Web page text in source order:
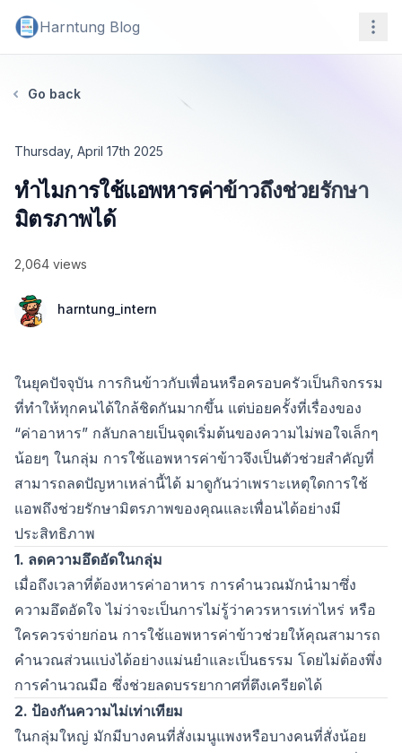
Harntung Blog
Go back
ทำไมการใช้แอพหารค่าข้าวถึงช่วยรักษา
มิตรภาพได้
Thursday, April 17th 2025
2,064 views
harntung_intern
ในยุคปัจจุบัน การกินข้าวกับเพื่อนหรือครอบครัวเป็นกิจกรรม
ที่ทำให้ทุกคนได้ใกล้ชิดกันมากขึ้น แต่บ่อยครั้งที่เรื่องของ
“ค่าอาหาร” กลับกลายเป็นจุดเริ่มต้นของความไม่พอใจเล็กๆ
น้อยๆ ในกลุ่ม การใช้แอพหารค่าข้าวจึงเป็นตัวช่วยสำคัญที่
สามารถลดปัญหาเหล่านี้ได้ มาดูกันว่าเพราะเหตุใดการใช้
แอพถึงช่วยรักษามิตรภาพของคุณและเพื่อนได้อย่างมี
ประสิทธิภาพ
1. ลดความอึดอัดในกลุ่ม
เมื่อถึงเวลาที่ต้องหารค่าอาหาร การคำนวณมักนำมาซึ่ง
ความอึดอัดใจ ไม่ว่าจะเป็นการไม่รู้ว่าควรหารเท่าไหร่ หรือ
ใครควรจ่ายก่อน การใช้แอพหารค่าข้าวช่วยให้คุณสามารถ
คำนวณส่วนแบ่งได้อย่างแม่นยำและเป็นธรรม โดยไม่ต้องพึ่ง
การคำนวณมือ ซึ่งช่วยลดบรรยากาศที่ตึงเครียดได้
2. ป้องกันความไม่เท่าเทียม
ในกลุ่มใหญ่ มักมีบางคนที่สั่งเมนูแพงหรือบางคนที่สั่งน้อย